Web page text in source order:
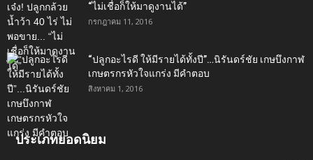
“ไม่เชื่อก็ให้มาดูงานได้”‬
กรกฎาคม 11, 2016
“ปลูกอะไรดี ให้มีรายได้ทั้งปี”…นิรันดร์ชัย เกษบึงกาฬ
เกษตรกรหัวใจแกร่ง มีคำตอบ
สิงหาคม 1, 2016
ประเภทยอดนิยม